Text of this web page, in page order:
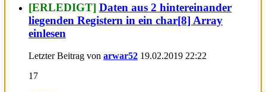
[ERLEDIGT] Daten aus 2 hintereinander
liegenden Registern in ein char[8] Array
einlesen
Letzter Beitrag von arwar52 19.02.2019 22:22
17